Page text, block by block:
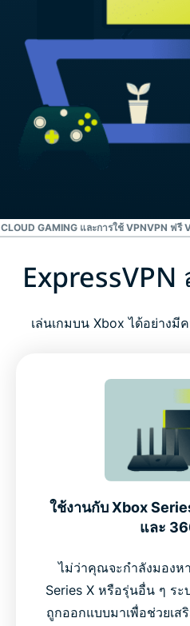
GAMING และการใช้ VPNVPN ฟรี
ExpressVPN สำหรับ Xbox
รับ VPN Xbox จาก
VPN ฟรี vs. ExpressVPN บ
เกมเมอร์พูดถึง
คำถามที่พบบ่อยเกี่ยวกับการ
ลองใช้ ExpressVPN สำหรับ
เล่นเกมบน Xbox ได้อย่างมี
ใช้งานกับ Xbox
และ
ไม่ว่าคุณจะกำลังมองหา
Series X หรือรุ่นอื่น ๆ ระ
ถูกออกแบบมาเพื่อช่วยเส